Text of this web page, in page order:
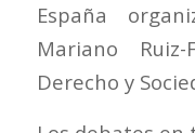
España
Mariano
Derecho y